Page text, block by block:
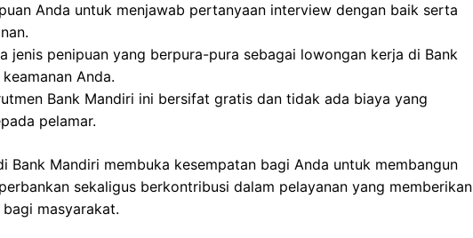
Anda untuk menjawab pertanyaan interview dengan baik serta
jenis penipuan yang berpura-pura sebagai lowongan kerja di Bank
Anda.
Bank Mandiri ini bersifat gratis dan tidak ada biaya yang
pelamar.
Bank Mandiri membuka kesempatan bagi Anda untuk membangun
sekaligus berkontribusi dalam pelayanan yang memberikan
masyarakat.